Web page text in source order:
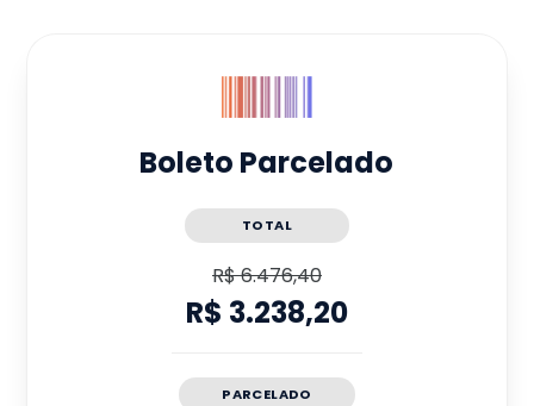
Boleto Parcelado
TOTAL
R$ 6.476,40
R$ 3.238,20
PARCELADO